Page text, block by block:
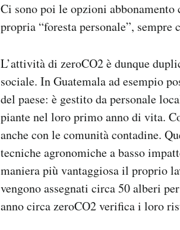
Ci sono poi le opzioni
propria “foresta personale”,
L’attività di zeroCO2 è dunque
sociale. In Guatemala ad esempio
del paese: è gestito da personale
piante nel loro primo anno di vita.
anche con le comunità contadine.
tecniche agronomiche a basso
maniera più vantaggiosa il proprio
vengono assegnati circa 50 alberi
anno circa zeroCO2 verifica i loro